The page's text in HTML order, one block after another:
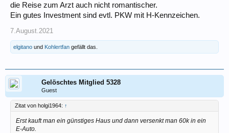
die Reise zum Arzt auch nicht romantischer.
Ein gutes Investment sind evtl. PKW mit H-Kennzeichen.
7.August.2021
elgitano und Kohlertfan gefällt das.
Gelöschtes Mitglied 5328
Guest
Zitat von holgi1964: ↑
Erst kauft man ein günstiges Haus und dann versenkt man 60k in ein
E-Auto.